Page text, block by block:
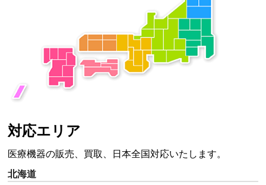
対応エリア
医療機器の販売、買取、日本全国対応いたします。
北海道